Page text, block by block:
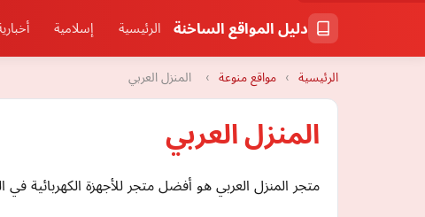
دليل المواقع الساخنة الرئيسية إسلامية
الرئيسية › مواقع منوعة › المنزل العربي
المنزل العربي
متجر المنزل العربي هو أفضل متجر للأجهزة الكهربائية في